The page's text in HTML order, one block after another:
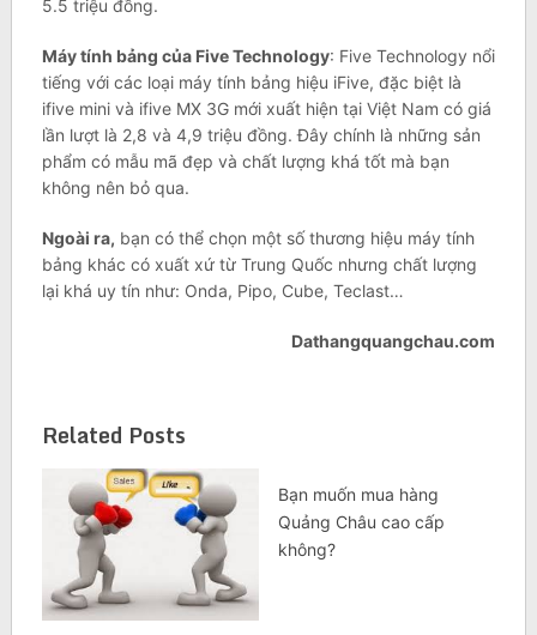
5.5 triệu đồng.
Máy tính bảng của Five Technology: Five Technology nổi
tiếng với các loại máy tính bảng hiệu iFive, đặc biệt là
ifive mini và ifive MX 3G mới xuất hiện tại Việt Nam có giá
lần lượt là 2,8 và 4,9 triệu đồng. Đây chính là những sản
phẩm có mẫu mã đẹp và chất lượng khá tốt mà bạn
không nên bỏ qua.
Ngoài ra, bạn có thể chọn một số thương hiệu máy tính
bảng khác có xuất xứ từ Trung Quốc nhưng chất lượng
lại khá uy tín như: Onda, Pipo, Cube, Teclast…
Dathangquangchau.com
Related Posts
Bạn muốn mua hàng
Quảng Châu cao cấp
không?